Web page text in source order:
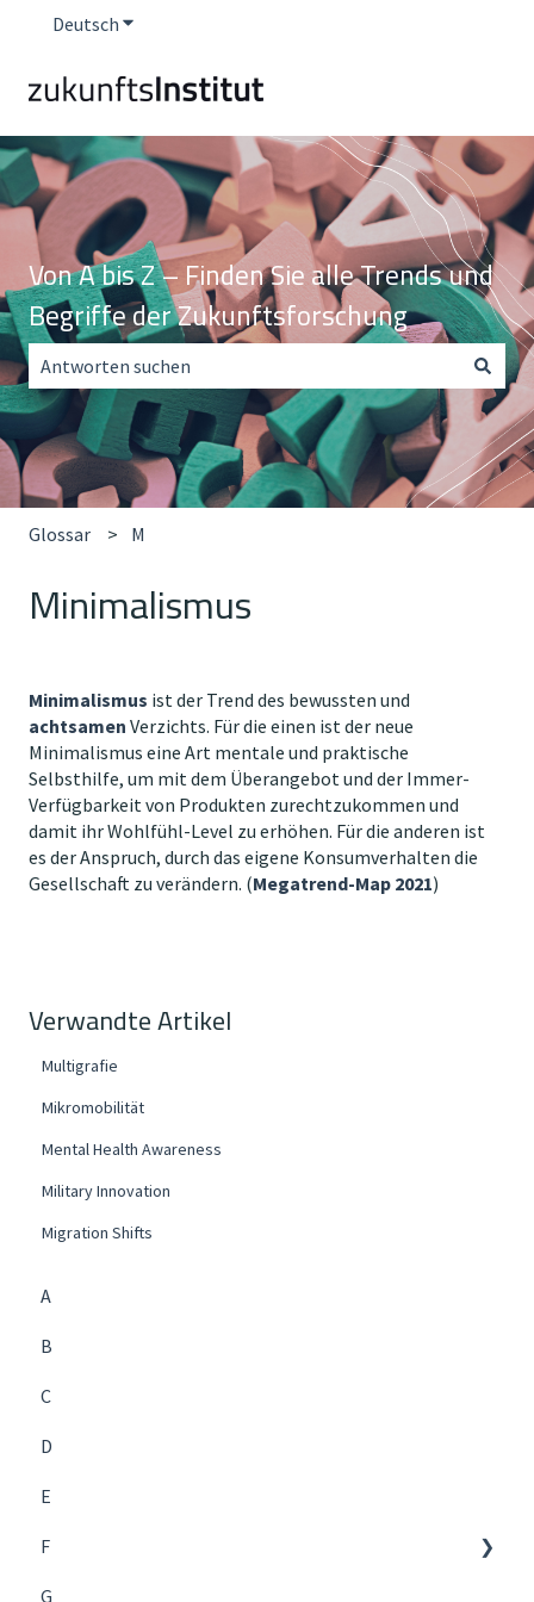
Deutsch Untermenü für Übersetzungen anzeigen
Von A bis Z – Finden Sie alle Trends und
Begriffe der Zukunftsforschung
Es gibt keine Vorschläge, da das Suchfeld leer ist.
Glossar M
Minimalismus
Minimalismus ist der Trend des bewussten und
achtsamen Verzichts. Für die einen ist der neue
Minimalismus eine Art mentale und praktische
Selbsthilfe, um mit dem Überangebot und der Immer-
Verfügbarkeit von Produkten zurechtzukommen und
damit ihr Wohlfühl-Level zu erhöhen. Für die anderen ist
es der Anspruch, durch das eigene Konsumverhalten die
Gesellschaft zu verändern. (Megatrend-Map 2021)
Verwandte Artikel
Multigrafie
Mikromobilität
Mental Health Awareness
Military Innovation
Migration Shifts
A
B
C
D
E
F
G